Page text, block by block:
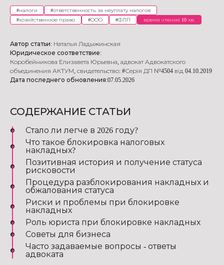
#налоги #ответственность за неуплату налогов
#хозяйственное право #ООО #ФЛП время чтения 10 хв.
Автор статьи: Наталья Ладыжинская
Юридическое соответствие:
Коробейникова Елизавета Юрьевна, адвокат Адвокатского
объединения АКТУМ, свидетельство: #Серія ДП №4504 від 04.10.2019
Дата последнего обновления:07.05.2026
СОДЕРЖАНИЕ СТАТЬИ
Стало ли легче в 2026 году?
Что такое блокировка налоговых
накладных?
Позитивная история и получение статуса
рисковости
Процедура разблокирования накладных и
обжалования статуса
Риски и проблемы при блокировке
накладных
Роль юриста при блокировке накладных
Советы для бизнеса
Часто задаваемые вопросы - ответы
адвоката